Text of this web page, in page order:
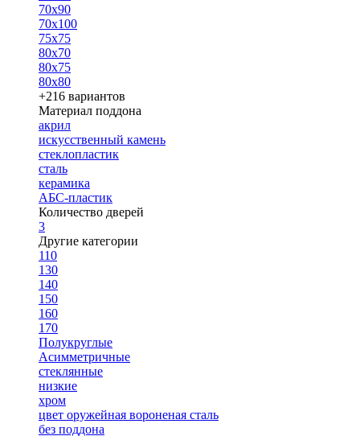
70х90
70х100
75х75
80х70
80х75
80х80
+216 вариантов
Материал поддона
акрил
искусственный камень
стеклопластик
сталь
керамика
АБС-пластик
Количество дверей
3
Другие категории
110
130
140
150
160
170
Полукруглые
Асимметричные
стеклянные
низкие
хром
цвет оружейная вороненая сталь
без поддона